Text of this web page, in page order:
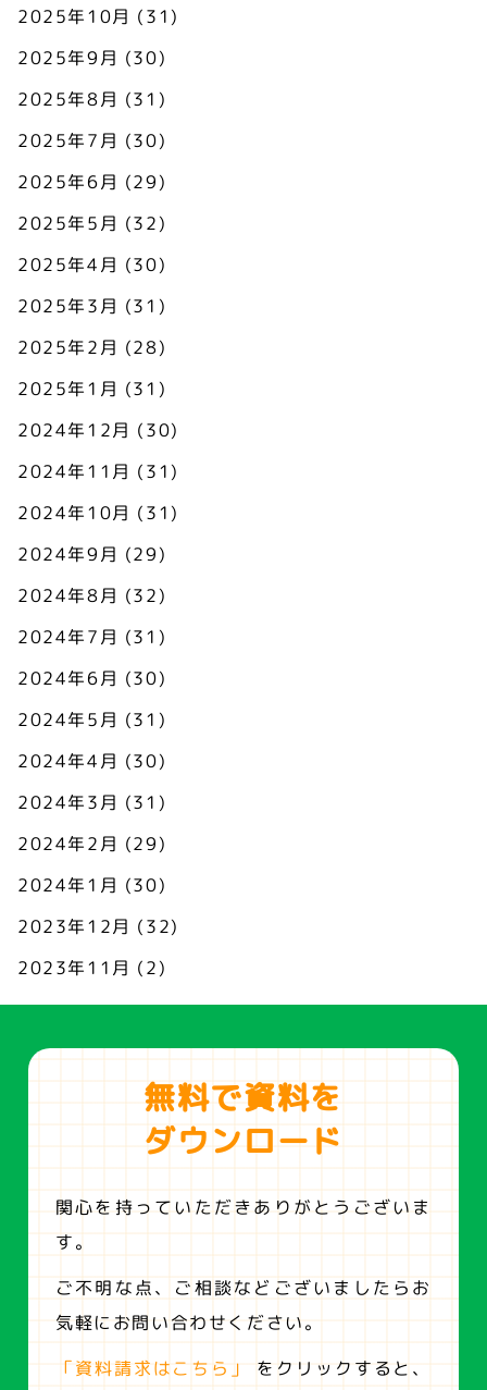
2025年10月 (31)
2025年9月 (30)
2025年8月 (31)
2025年7月 (30)
2025年6月 (29)
2025年5月 (32)
2025年4月 (30)
2025年3月 (31)
2025年2月 (28)
2025年1月 (31)
2024年12月 (30)
2024年11月 (31)
2024年10月 (31)
2024年9月 (29)
2024年8月 (32)
2024年7月 (31)
2024年6月 (30)
2024年5月 (31)
2024年4月 (30)
2024年3月 (31)
2024年2月 (29)
2024年1月 (30)
2023年12月 (32)
2023年11月 (2)
無料で資料を
ダウンロード
関心を持っていただきありがとうございま
す。
ご不明な点、ご相談などございましたらお
気軽にお問い合わせください。
「資料請求はこちら」
をクリックすると、